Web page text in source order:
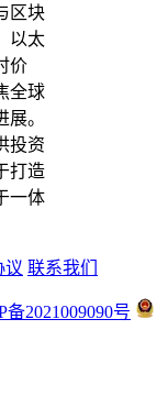
区块
以太
价
全球
。
投资
打造
一体
议 联系我们
备2021009090号